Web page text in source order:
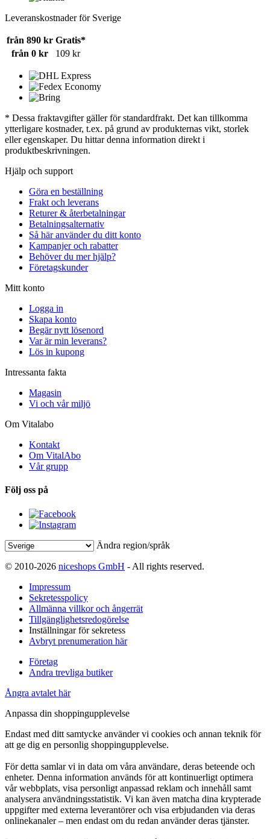
Leveranskostnader för Sverige
från 890 kr Gratis*
från 0 kr
109 kr
* Dessa fraktavgifter gäller för standardfrakt. Det kan tillkomma
ytterligare kostnader, t.ex. på grund av produkternas vikt, storlek
eller egenskaper. Du hittar denna information direkt i
produktbeskrivningen.
Hjälp och support
Göra en beställning
Frakt och leverans
Returer & återbetalningar
Betalningsalternativ
Så här använder du ditt konto
Kampanjer och rabatter
Behöver du mer hjälp?
Företagskunder
Mitt konto
Logga in
Skapa konto
Begär nytt lösenord
Var är min leverans?
Lös in kupong
Intressanta fakta
Magasin
Vi och vår miljö
Om Vitalabo
Kontakt
Om VitalAbo
Vår grupp
Följ oss på
Ändra region/språk
© 2010-2026 niceshops GmbH - All rights reserved.
Impressum
Sekretesspolicy
Allmänna villkor och ångerrät
Tillgänglighetsredogörelse
Inställningar för sekretess
Avbryt prenumeration här
Företag
Andra trevliga butiker
Ångra avtalet här
Anpassa din shoppingupplevelse
Endast med ditt samtycke använder vi cookies och annan teknik för
att ge dig en personlig shoppingupplevelse.
För detta samlar vi in data om våra användare, deras beteende och
enheter. Denna information används för att kontinuerligt optimera
vår webbplats, visa personligt anpassad reklam och innehåll samt
analysera användningsstatistik. Vi kan även matcha dina krypterade
uppgifter med externa leverantörer och visa erbjudanden via deras
onlinekanaler – men endast om du redan använder deras tjänster.